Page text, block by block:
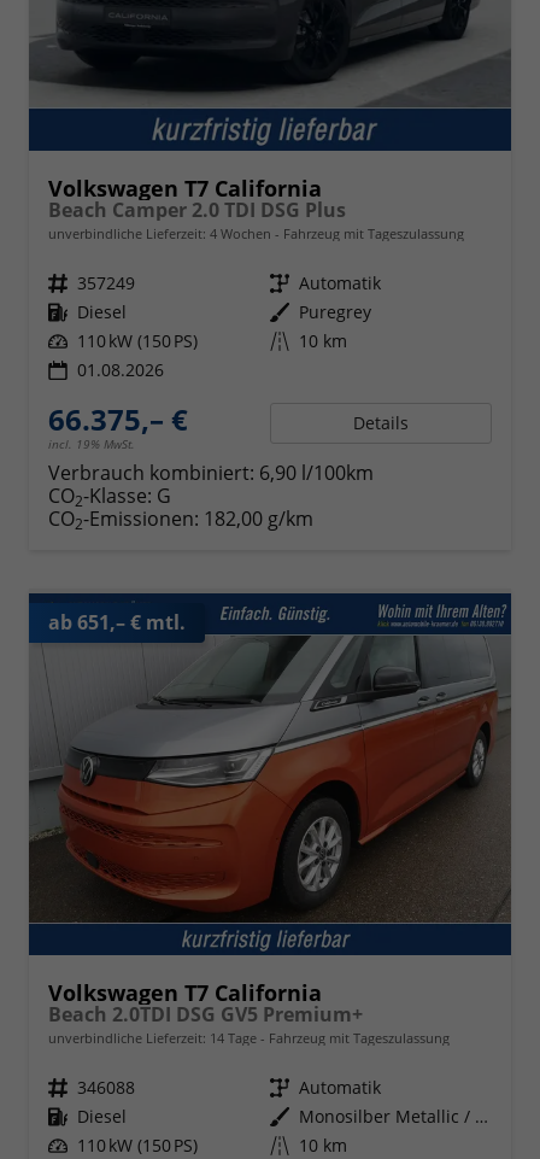
Volkswagen T7 California
Beach Camper 2.0 TDI DSG Plus
unverbindliche Lieferzeit: 4 Wochen Fahrzeug mit Tageszulassung
Fahrzeugnr. 357249 Getriebe Automatik
Kraftstoff Diesel Außenfarbe Puregrey
Leistung 110 kW (150 PS) Kilometerstand 10 km
01.08.2026
66.375,– €
incl. 19% MwSt.
Details
Verbrauch kombiniert: 6,90 l/100km
CO2-Klasse: G
CO2-Emissionen: 182,00 g/km
ab 651,– € mtl.
Volkswagen T7 California
Beach 2.0TDI DSG GV5 Premium+
unverbindliche Lieferzeit: 14 Tage Fahrzeug mit Tageszulassung
Fahrzeugnr. 346088 Getriebe Automatik
Kraftstoff Diesel Außenfarbe
Monosilber Metallic / Energetic Orange Metallic
Leistung 110 kW (150 PS) Kilometerstand 10 km